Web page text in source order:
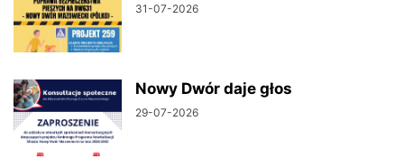
31-07-2026
Nowy Dwór daje głos
29-07-2026